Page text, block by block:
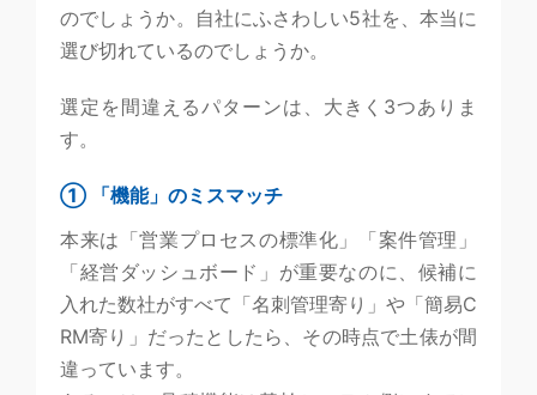
のでしょうか。自社にふさわしい5社を、本当に
選び切れているのでしょうか。
選定を間違えるパターンは、大きく3つありま
す。
① 「機能」のミスマッチ
本来は「営業プロセスの標準化」「案件管理」
「経営ダッシュボード」が重要なのに、候補に
入れた数社がすべて「名刺管理寄り」や「簡易C
RM寄り」だったとしたら、その時点で土俵が間
違っています。